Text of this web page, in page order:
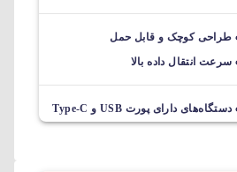
طراحی کوچک و قابل حمل
سرعت انتقال داده بالا
دستگاه‌های دارای پورت USB و Type-C